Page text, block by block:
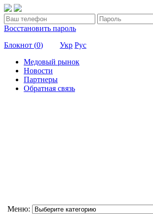
Восстановить пароль
Блокнот (0) Укр Рус
Медовый рынок
Новости
Партнеры
Обратная связь
Меню: